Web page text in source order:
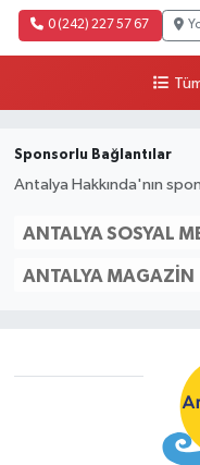
0 (242) 227 57 67
Sponsorlu Bağlantılar
Antalya Hakkında'nın
ANTALYA SOSYAL
ANTALYA MAGAZIN